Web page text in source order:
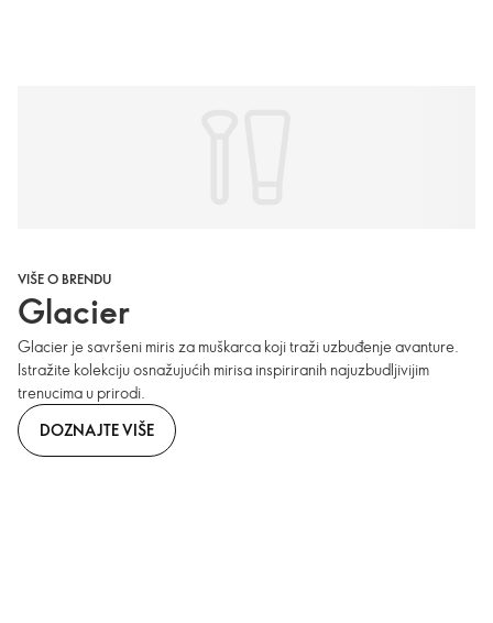
VIŠE O BRENDU
Glacier
Glacier je savršeni miris za muškarca koji traži uzbuđenje avanture.
Istražite kolekciju osnažujućih mirisa inspiriranih najuzbudljivijim
trenucima u prirodi.
DOZNAJTE VIŠE